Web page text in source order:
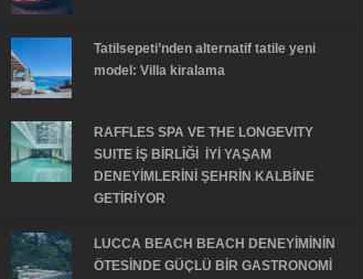
Tatilsepeti’nden alternatif tatile yeni
model: Villa kiralama
RAFFLES SPA VE THE LONGEVITY
SUITE İŞ BİRLİĞİ İYİ YAŞAM
DENEYİMLERİNİ ŞEHRİN KALBİNE
GETİRİYOR
LUCCA BEACH BEACH DENEYİMİNİN
ÖTESİNDE GÜÇLÜ BİR GASTRONOMİ